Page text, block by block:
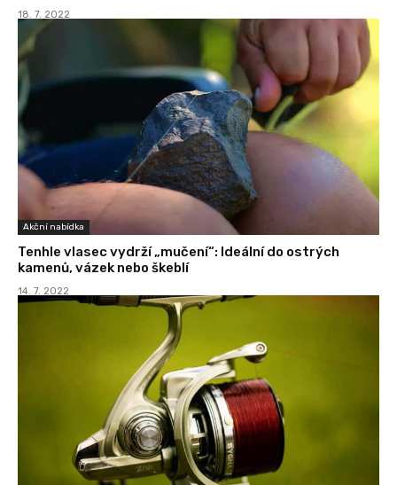
18. 7. 2022
Akční nabídka
Tenhle vlasec vydrží „mučení“: Ideální do ostrých
kamenů, vázek nebo škeblí
14. 7. 2022